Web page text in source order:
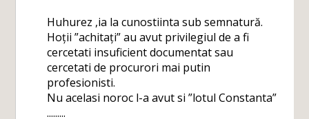
Huhurez ,ia la cunostiinta sub semnatură.
Hoții ”achitați” au avut privilegiul de a fi
cercetati insuficient documentat sau
cercetati de procurori mai putin
profesionisti.
Nu acelasi noroc l-a avut si ”lotul Constanta”
.........